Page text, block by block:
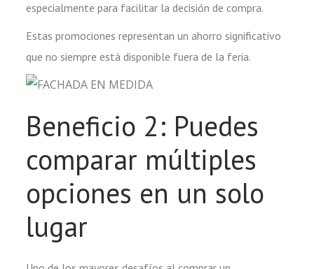
especialmente para facilitar la decisión de compra.
Estas promociones representan un ahorro significativo
que no siempre está disponible fuera de la feria.
Beneficio 2: Puedes
comparar múltiples
opciones en un solo
lugar